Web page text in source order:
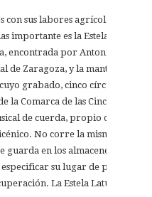
con sus labores agrícolas, han
importante es la Estela de la
encontrada por Antonio Pérez
de Zaragoza, y la mantiene
grabado, cinco círculos
la Comarca de las Cinco Villas.
de cuerda, propio de los
No corre la misma suerte
guarda en los almacenes del
su lugar de
La Estela Laturina se